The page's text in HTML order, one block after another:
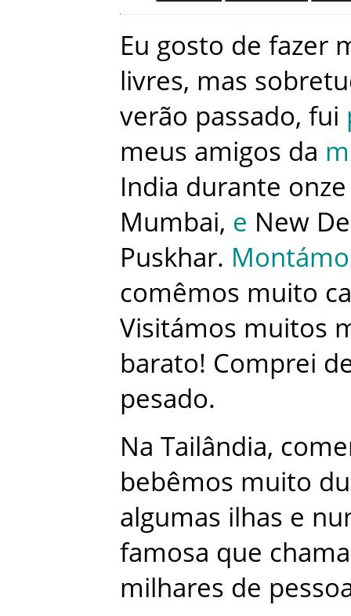
Eu gosto de fazer
livres, mas
verão passado, fui
meus amigos da
India durante onze
Mumbai, e New
Puskhar.
comêmos muito
Visitámos muitos
barato! Comprei
pesado.
Na Tailândia,
bebêmos muito
algumas ilhas e
famosa que
milhares de